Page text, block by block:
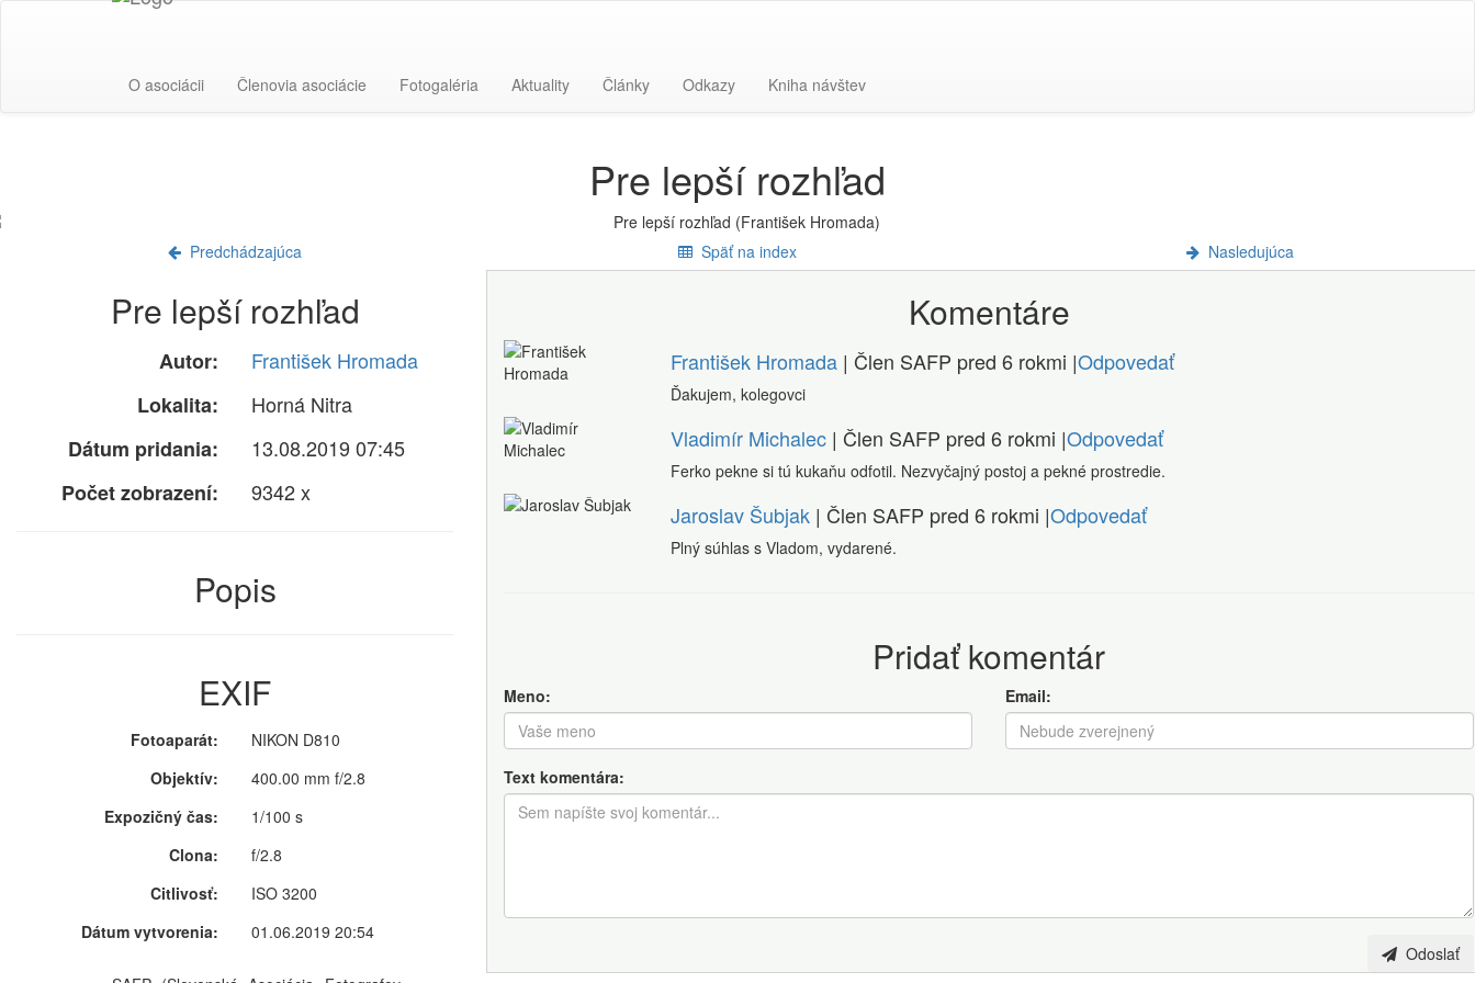
O asociácii Členovia asociácie Fotogaléria Aktuality Články Odkazy Kniha návštev
Pre lepší rozhľad
Predchádzajúca Späť na index Nasledujúca
Pre lepší rozhľad
Autor:
František Hromada
Lokalita:
Horná Nitra
Dátum pridania:
13.08.2019 07:45
Počet zobrazení:
9342 x
Popis
EXIF
Fotoaparát:
NIKON D810
Objektív:
400.00 mm f/2.8
Expozičný čas:
1/100 s
Clona:
f/2.8
Citlivosť:
ISO 3200
Dátum vytvorenia:
01.06.2019 20:54
Komentáre
František Hromada | Člen SAFP pred 6 rokmi |Odpovedať
Ďakujem, kolegovci
Vladimír Michalec | Člen SAFP pred 6 rokmi |Odpovedať
Ferko pekne si tú kukaňu odfotil. Nezvyčajný postoj a pekné prostredie.
Jaroslav Šubjak | Člen SAFP pred 6 rokmi |Odpovedať
Plný súhlas s Vladom, vydarené.
Pridať komentár
Meno: Email:
Text komentára:
Odoslať